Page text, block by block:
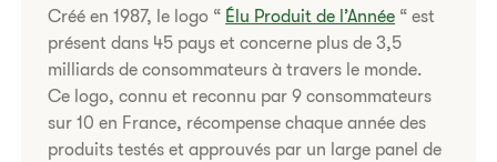
Créé en 1987, le logo “ Élu Produit de l’Année “ est
présent dans 45 pays et concerne plus de 3,5
milliards de consommateurs à travers le monde.
Ce logo, connu et reconnu par 9 consommateurs
sur 10 en France, récompense chaque année des
produits testés et approuvés par un large panel de